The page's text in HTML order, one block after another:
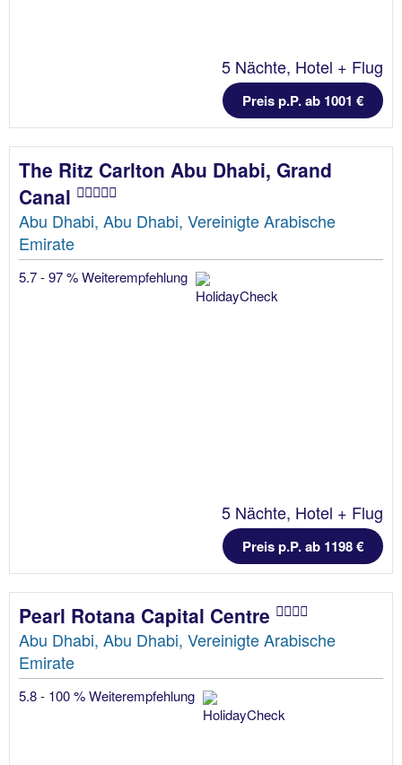
5 Nächte, Hotel + Flug
Preis p.P. ab 1001 €
The Ritz Carlton Abu Dhabi, Grand
Canal
Abu Dhabi, Abu Dhabi, Vereinigte Arabische
Emirate
5.7 - 97 % Weiterempfehlung
5 Nächte, Hotel + Flug
Preis p.P. ab 1198 €
Pearl Rotana Capital Centre
Abu Dhabi, Abu Dhabi, Vereinigte Arabische
Emirate
5.8 - 100 % Weiterempfehlung